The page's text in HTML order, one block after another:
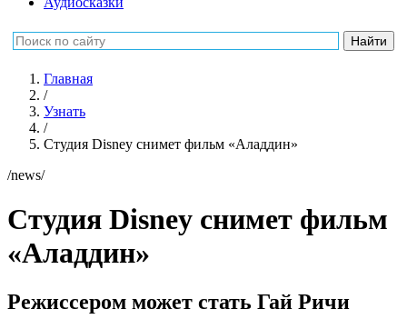
Главная
/
Узнать
/
Студия Disney снимет фильм «Аладдин»
/news/
Студия Disney снимет фильм
«Аладдин»
Режиссером может стать Гай Ричи